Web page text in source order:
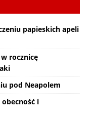
papieskich apeli
rocznicę
pod Neapolem
i